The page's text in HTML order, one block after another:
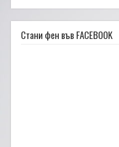
Стани фен във FACEBOOK